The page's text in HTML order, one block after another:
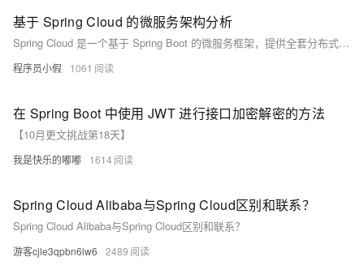
基于 Spring Cloud 的微服务架构分析
Spring Cloud 是一个基于 Spring Boot 的微服务框架，提供全套分布式系统解决方案。它整合了 Netflix、Zookeeper 等成熟技术，通过简化配置和开发流程，支持服务发现（Eureka）、负载均衡（Ribbon）、断路器（Hystrix）、API网关（Zuul）、配置管理（Config）等功能。此外，Spring Cloud 还兼容 Nacos、Consul、Etcd 等注册中心，满足不同场景需求。其核心组件如 Feign 和 Stream，进一步增强了服务调用与消息处理能力，为开发者提供了一站式微服务开发工具包。
程序员小假 1061
在 Spring Boot 中使用 JWT 进行接口加密解密的方法
【10月更文挑战第18天】
我是快乐的嘟嘟 1614
Spring Cloud Alibaba与Spring Cloud区别和联系？
Spring Cloud Alibaba与Spring Cloud区别和联系？
游客cjle3qpbn6lw6 2489